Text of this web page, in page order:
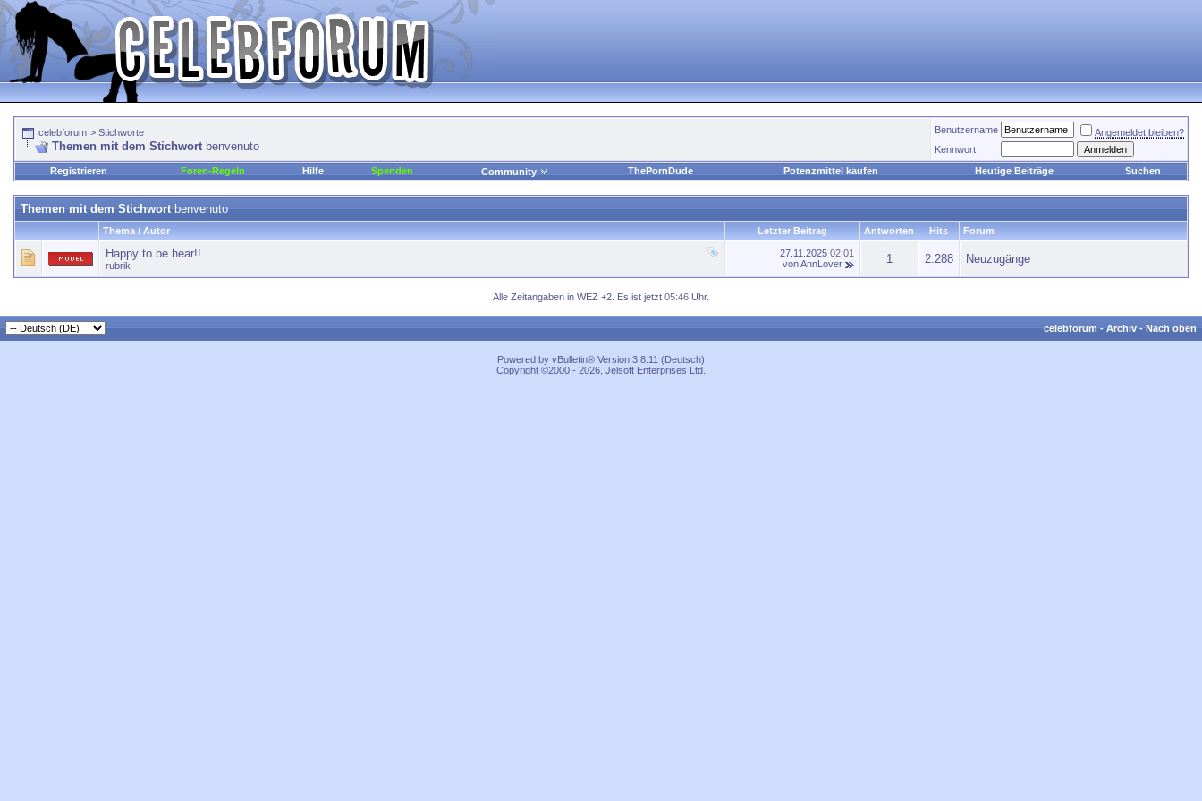
celebforum > Stichworte
Themen mit dem Stichwort benvenuto
Benutzername
Angemeldet bleiben?
Kennwort
Registrieren
Foren-Regeln Hilfe Spenden Community ThePornDude Potenzmittel kaufen Heutige Beiträge Suchen
Themen mit dem Stichwortbenvenuto
Thema / Autor Letzter Beitrag Antworten Hits Forum
Happy to be hear!!
rubrik
27.11.2025 02:01
vonAnnLover 1 2.288 Neuzugänge
Alle Zeitangaben in WEZ +2. Es ist jetzt 05:46 Uhr.
celebforum-Archiv-Nach oben
Powered by vBulletin® Version 3.8.11 (Deutsch)
Copyright ©2000 - 2026, Jelsoft Enterprises Ltd.